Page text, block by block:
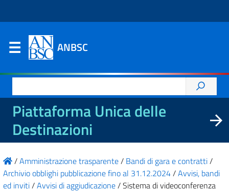
ANBSC
per:
Piattaforma Unica delle
Destinazioni
/Amministrazione trasparente/ Bandi di gara e contratti/
Archivio obblighi pubblicazione fino al 31.12.2024/Avvisi, bandi
ed inviti/Avvisi di aggiudicazione/Sistema di videoconferenza